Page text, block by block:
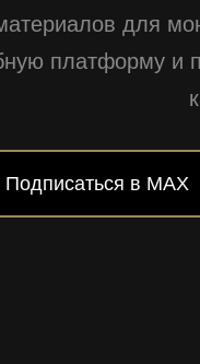
для
платформу и
Подписаться в MAX